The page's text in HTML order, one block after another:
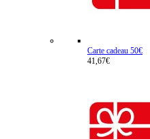
Carte cadeau 50€
41,67€